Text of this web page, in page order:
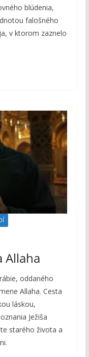
blúdenia,
falošného
v ktorom zaznelo
Allaha
oddaného
Allaha. Cesta
láskou,
Ježiša
starého života a